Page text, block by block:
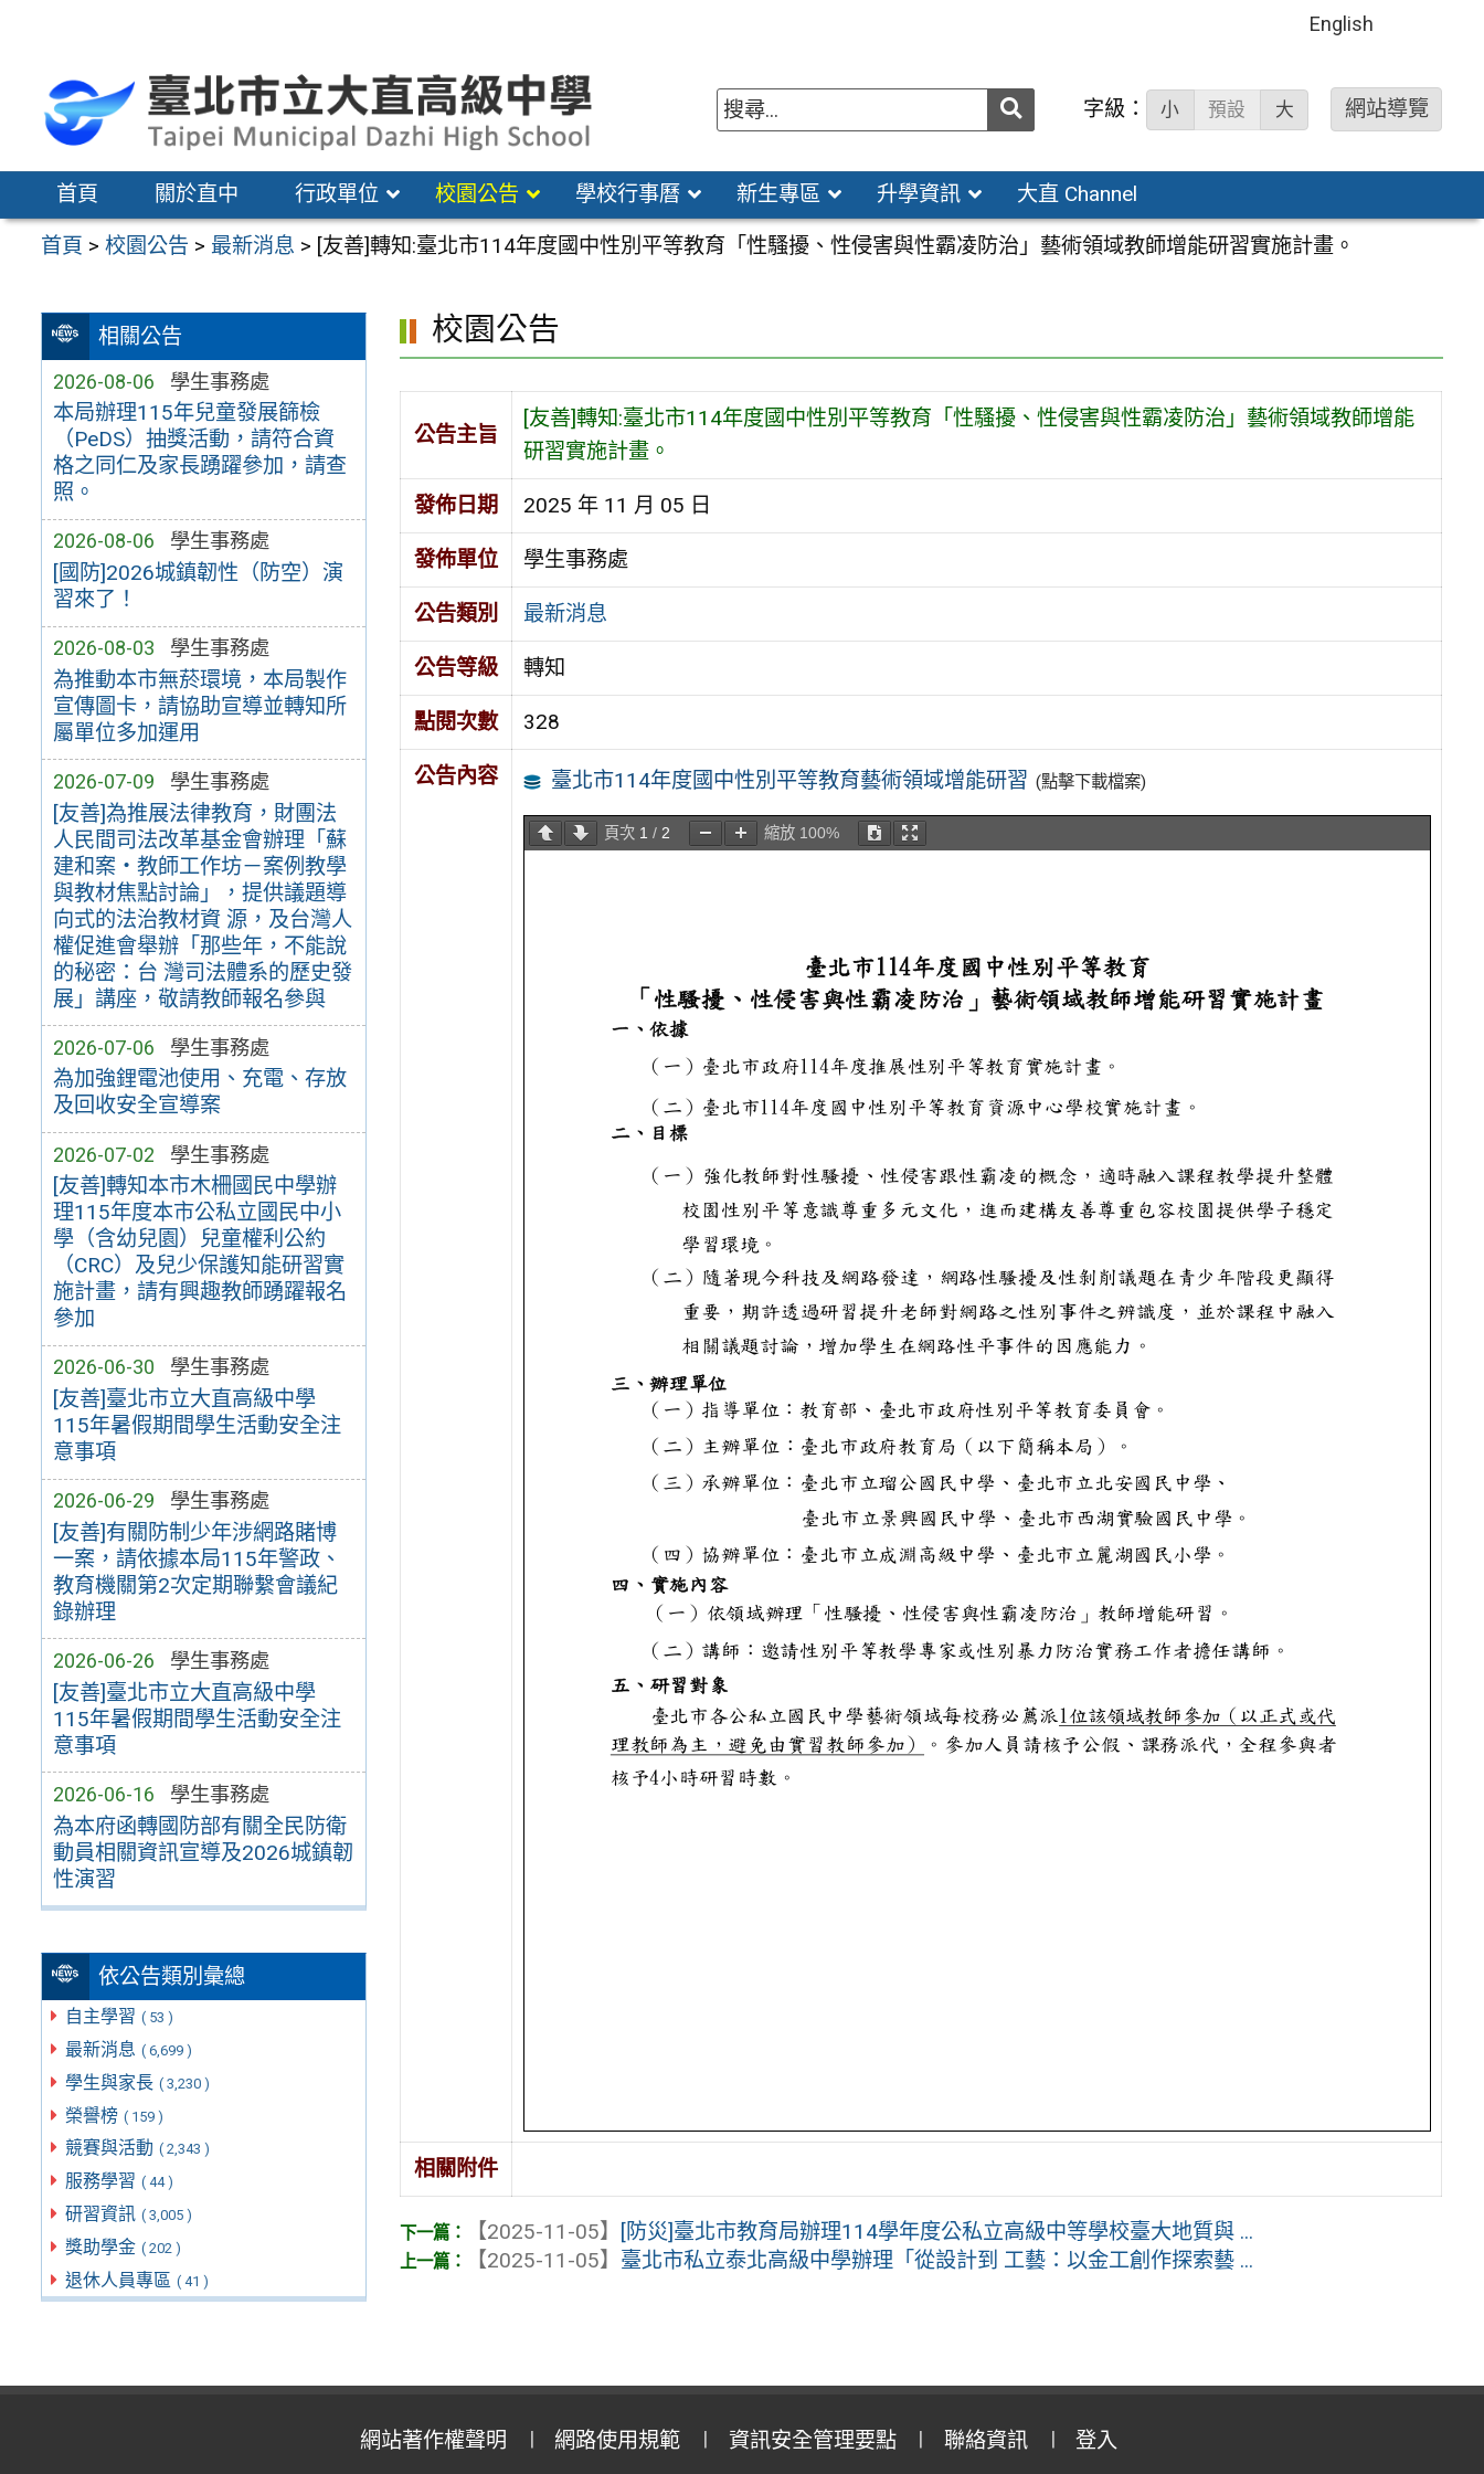
區
English
送出 字級： 小 預設 大 網站導覽
首頁 關於直中 行政單位 校園公告 學校行事曆 新生專區 升學資訊 大直 Channel
首頁 >校園公告 > 最新消息 > [友善]轉知:臺北市114年度國中性別平等教育「性騷擾、性侵害與性霸凌防治」藝術領域教師增能研習實施計畫。
相關公告
2026-08-06 學生事務處
本局辦理115年兒童發展篩檢
（PeDS）抽獎活動，請符合資
格之同仁及家長踴躍參加，請查
照。
2026-08-06 學生事務處
[國防]2026城鎮韌性（防空）演
習來了！
2026-08-03 學生事務處
為推動本市無菸環境，本局製作
宣傳圖卡，請協助宣導並轉知所
屬單位多加運用
2026-07-09 學生事務處
[友善]為推展法律教育，財團法
人民間司法改革基金會辦理「蘇
建和案・教師工作坊－案例教學
與教材焦點討論」，提供議題導
向式的法治教材資 源，及台灣人
權促進會舉辦「那些年，不能說
的秘密：台 灣司法體系的歷史發
展」講座，敬請教師報名參與
2026-07-06 學生事務處
為加強鋰電池使用、充電、存放
及回收安全宣導案
2026-07-02 學生事務處
[友善]轉知本市木柵國民中學辦
理115年度本市公私立國民中小
學（含幼兒園）兒童權利公約
（CRC）及兒少保護知能研習實
施計畫，請有興趣教師踴躍報名
參加
2026-06-30 學生事務處
[友善]臺北市立大直高級中學
115年暑假期間學生活動安全注
意事項
2026-06-29 學生事務處
[友善]有關防制少年涉網路賭博
一案，請依據本局115年警政、
教育機關第2次定期聯繫會議紀
錄辦理
2026-06-26 學生事務處
[友善]臺北市立大直高級中學
115年暑假期間學生活動安全注
意事項
2026-06-16 學生事務處
為本府函轉國防部有關全民防衛
動員相關資訊宣導及2026城鎮韌
性演習
依公告類別彙總
自主學習 ( 53 )
最新消息 ( 6,699 )
學生與家長 ( 3,230 )
榮譽榜 ( 159 )
競賽與活動 ( 2,343 )
服務學習 ( 44 )
研習資訊 ( 3,005 )
獎助學金 ( 202 )
退休人員專區 ( 41 )
校園公告
公告主旨
[友善]轉知:臺北市114年度國中性別平等教育「性騷擾、性侵害與性霸凌防治」藝術領域教師增能
研習實施計畫。
發佈日期 2025 年 11 月 05 日
發佈單位 學生事務處
公告類別 最新消息
公告等級 轉知
點閱次數 328
公告內容 臺北市114年度國中性別平等教育藝術領域增能研習 (點擊下載檔案)
頁次 1 / 2 縮放 100%
相關附件
【2025-11-05】 [防災]臺北市教育局辦理114學年度公私立高級中等學校臺大地質與 ...
【2025-11-05】 臺北市私立泰北高級中學辦理「從設計到 工藝：以金工創作探索藝 ...
網站著作權聲明 網路使用規範 資訊安全管理要點 聯絡資訊 登入